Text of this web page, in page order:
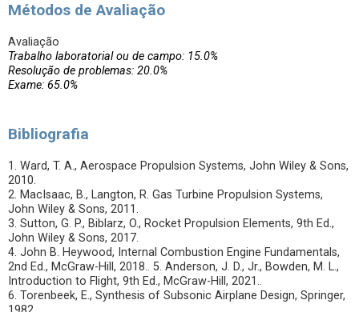
Métodos de Avaliação
Avaliação
Trabalho laboratorial ou de campo: 15.0%
Resolução de problemas: 20.0%
Exame: 65.0%
Bibliografia
1. Ward, T. A., Aerospace Propulsion Systems, John Wiley & Sons,
2010.
2. MacIsaac, B., Langton, R. Gas Turbine Propulsion Systems,
John Wiley & Sons, 2011.
3. Sutton, G. P., Biblarz, O., Rocket Propulsion Elements, 9th Ed.,
John Wiley & Sons, 2017.
4. John B. Heywood, Internal Combustion Engine Fundamentals,
2nd Ed., McGraw-Hill, 2018.. 5. Anderson, J. D., Jr., Bowden, M. L.,
Introduction to Flight, 9th Ed., McGraw-Hill, 2021..
6. Torenbeek, E., Synthesis of Subsonic Airplane Design, Springer,